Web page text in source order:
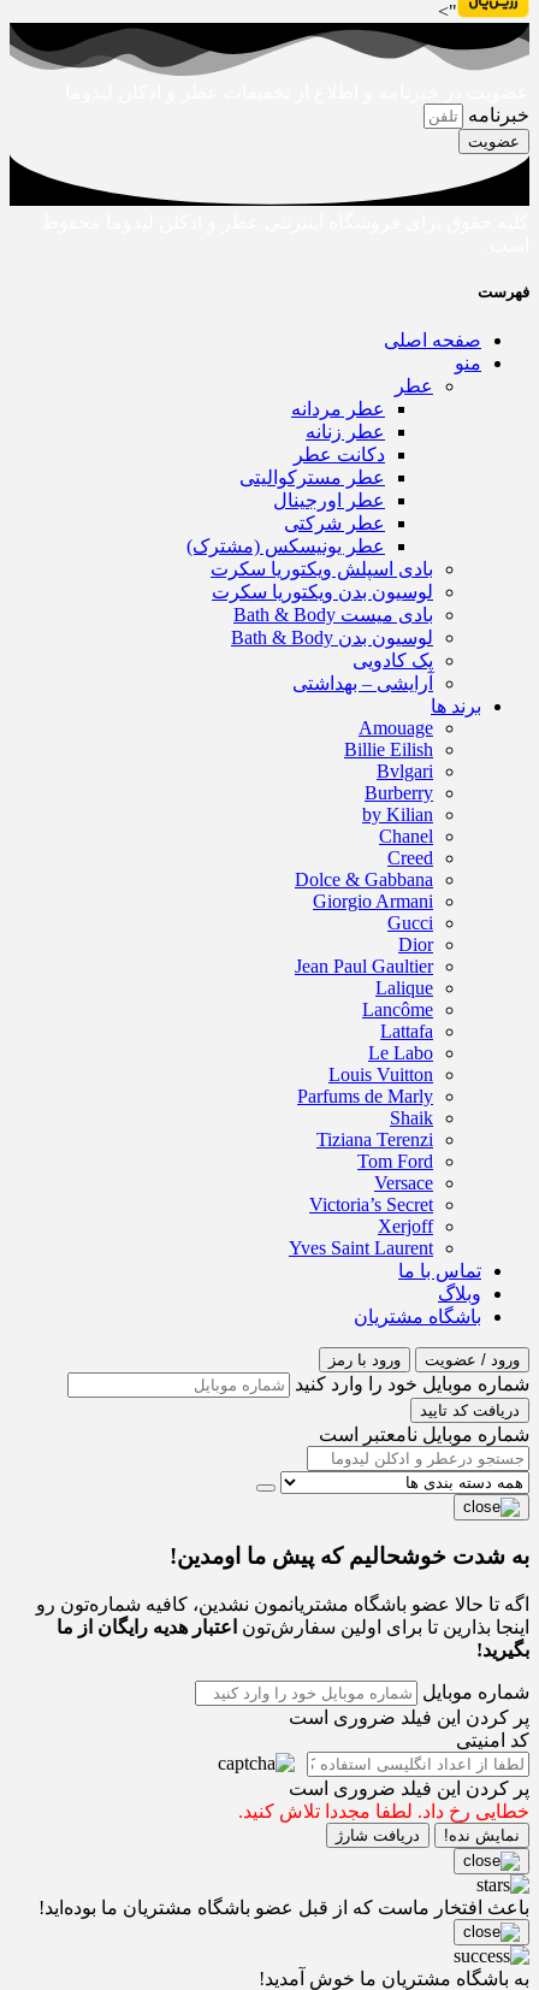
">
خبرنامه
عضویت
فهرست
صفحه اصلی
منو
عطر
عطر مردانه
عطر زنانه
دکانت عطر
عطر مسترکوالیتی
عطر اورجینال
عطر شرکتی
عطر یونیسکس (مشترک)
بادی اسپلش ویکتوریا سکرت
لوسیون بدن ویکتوریا سکرت
بادی میست Bath & Body
لوسیون بدن Bath & Body
پک کادویی
آرایشی – بهداشتی
برند ها
Amouage
Billie Eilish
Bvlgari
Burberry
by Kilian
Chanel
Creed
Dolce & Gabbana
Giorgio Armani
Gucci
Dior
Jean Paul Gaultier
Lalique
Lancôme
Lattafa
Le Labo
Louis Vuitton
Parfums de Marly
Shaik
Tiziana Terenzi
Tom Ford
Versace
Victoria’s Secret
Xerjoff
Yves Saint Laurent
تماس با ما
وبلاگ
باشگاه مشتریان
ورود / عضویت ورود با رمز
شماره موبایل خود را وارد کنید
دریافت کد تایید
شماره موبایل نامعتبر است
به شدت خوشحالیم که پیش ما اومدین!
اگه تا حالا عضو باشگاه مشتریانمون نشدین، کافیه شماره‌تون رو
اینجا بذارین تا برای اولین سفارش‌تون اعتبار هدیه رایگان از ما
بگیرید!
شماره موبایل
پر کردن این فیلد ضروری است
کد امنیتی
پر کردن این فیلد ضروری است
خطایی رخ داد. لطفا مجددا تلاش کنید.
نمایش نده! دریافت شارژ
باعث افتخار ماست که از قبل عضو باشگاه مشتریان ما بوده‌اید!
به باشگاه مشتریان ما خوش آمدید!